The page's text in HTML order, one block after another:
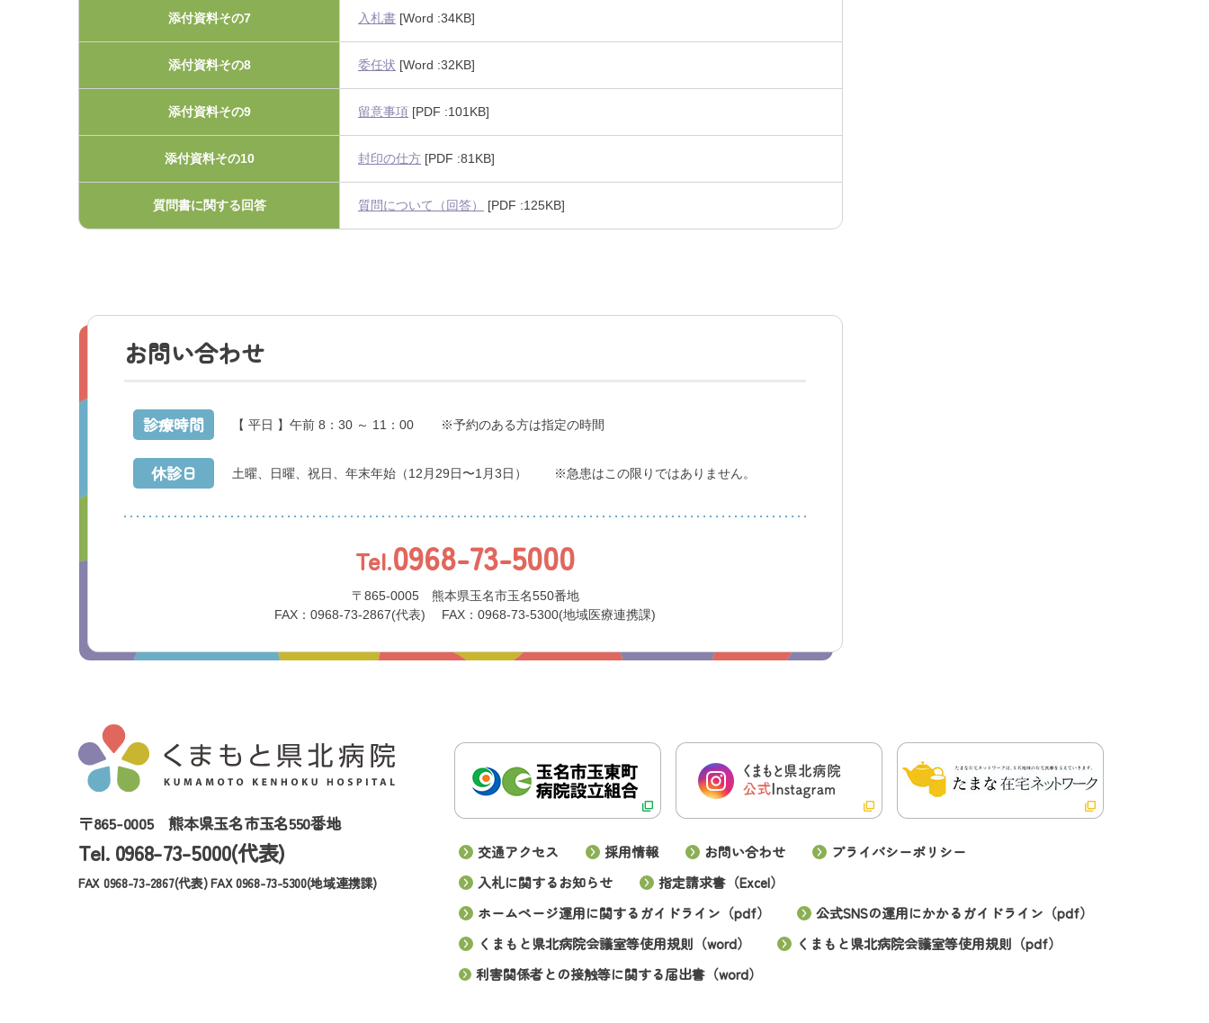
添付資料その7 入札書 [Word :34KB]
添付資料その8 委任状 [Word :32KB]
添付資料その9 留意事項 [PDF :101KB]
添付資料その10 封印の仕方 [PDF :81KB]
質問書に関する回答 質問について（回答） [PDF :125KB]
お問い合わせ
診療時間 【 平日 】午前 8：30 ～ 11：00 ※予約のある方は指定の時間
休診日 土曜、日曜、祝日、年末年始 （12月29日〜1月3日） ※急患はこの限りではありません。
Tel.0968-73-5000
〒865-0005 熊本県玉名市玉名550番地
FAX：0968-73-2867(代表)
FAX：0968-73-5300(地域医療連携課)
〒865-0005 熊本県玉名市玉名550番地
Tel. 0968-73-5000(代表)
FAX 0968-73-2867(代表)FAX 0968-73-5300(地域連携課)
交通アクセス 採用情報 お問い合わせ
プライバシーポリシー
入札に関するお知らせ
指定請求書（Excel）
ホームページ運用に関するガイドライン（pdf）
公式SNSの運用にかかるガイドライン（pdf）
くまもと県北病院会議室等使用規則（word）
くまもと県北病院会議室等使用規則（pdf）
利害関係者との接触等に関する届出書（word）